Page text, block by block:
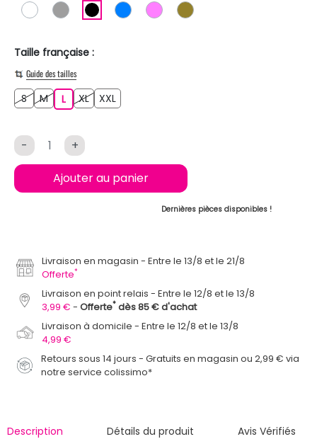
BLANCGRIS NOIR BLEU ROSE KAKI
Taille française :
Guide des tailles
SS MM LL XLXL XXL
- +
Ajouter au panier
Dernières pièces disponibles !
Livraison en magasin
Entre le 13/8 et le 21/8
Offerte*
Livraison en point relais
Entre le 12/8 et le 13/8
3,99 €
Offerte* dès 85 € d'achat
Livraison à domicile
Entre le 12/8 et le 13/8
4,99 €
Retours sous 14 jours - Gratuits en magasin ou 2,99 € via
notre service colissimo*
Description Détails du produit Avis Vérifiés